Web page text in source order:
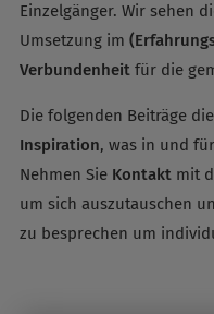
Einzelgänger. Wir sehen
Umsetzung im
Verbundenheit für die
Die folgenden Beiträge
Inspiration, was in und
Nehmen Sie Kontakt mit
um sich auszutauschen
zu besprechen um